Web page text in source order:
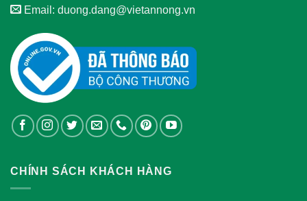
Email: duong.dang@vietannong.vn
CHÍNH SÁCH KHÁCH HÀNG